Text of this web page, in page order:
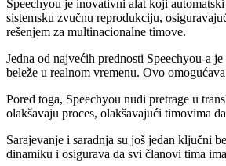
Speechyou je inovativni alat koji
sistemsku zvučnu reprodukciju,
rešenjem za multinacionalne timove.
Jedna od najvećih prednosti Speechyou-a
beleže u realnom vremenu. Ovo
Pored toga, Speechyou nudi pretrage u
olakšavaju proces, olakšavajući timovima
Sarajevanje i saradnja su još jedan ključni
dinamiku i osigurava da svi članovi tima